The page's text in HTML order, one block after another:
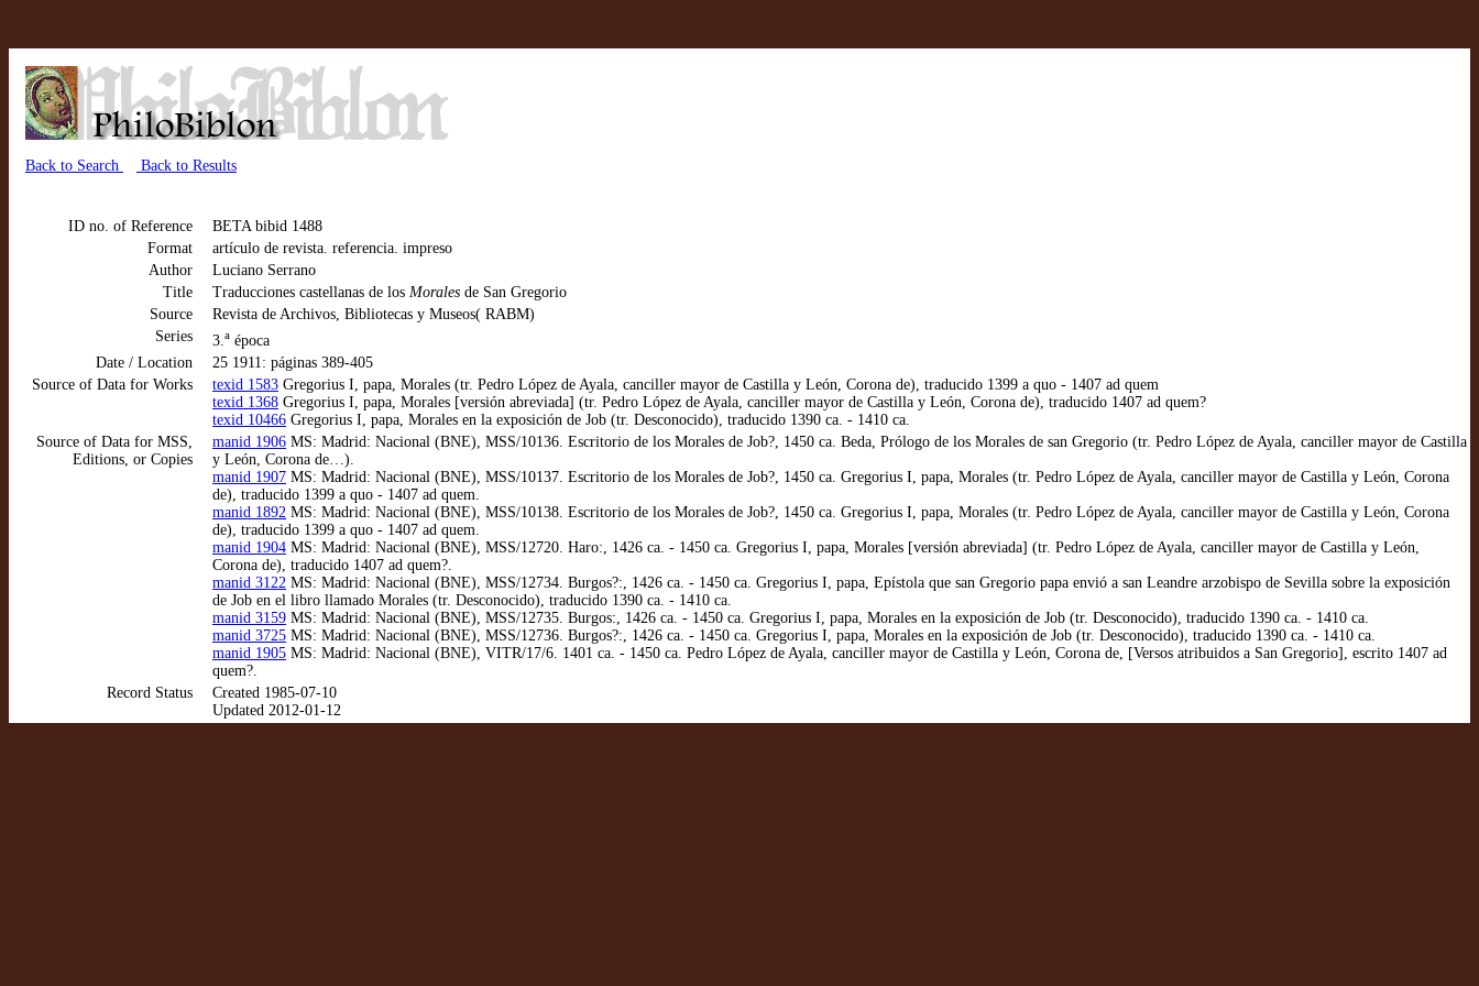
Back to Search Back to Results
ID no. of Reference
BETA bibid 1488
Format
artículo de revista. referencia. impreso
Author
Luciano Serrano
Title
Traducciones castellanas de los Morales de San Gregorio
Source
Revista de Archivos, Bibliotecas y Museos( RABM)
Series
3. a época
Date / Location
25 1911: páginas 389-405
Source of Data for Works
texid 1583 Gregorius I, papa, Morales (tr. Pedro López de Ayala, canciller mayor de Castilla y León, Corona de), traducido 1399 a quo - 1407 ad quem
texid 1368 Gregorius I, papa, Morales [versión abreviada] (tr. Pedro López de Ayala, canciller mayor de Castilla y León, Corona de), traducido 1407 ad quem?
texid 10466 Gregorius I, papa, Morales en la exposición de Job (tr. Desconocido), traducido 1390 ca. - 1410 ca.
Source of Data for MSS,
Editions, or Copies
manid 1906 MS: Madrid: Nacional (BNE), MSS/10136. Escritorio de los Morales de Job?, 1450 ca. Beda, Prólogo de los Morales de san Gregorio (tr. Pedro López de Ayala, canciller mayor de Castilla
y León, Corona de…).
manid 1907 MS: Madrid: Nacional (BNE), MSS/10137. Escritorio de los Morales de Job?, 1450 ca. Gregorius I, papa, Morales (tr. Pedro López de Ayala, canciller mayor de Castilla y León, Corona
de), traducido 1399 a quo - 1407 ad quem.
manid 1892 MS: Madrid: Nacional (BNE), MSS/10138. Escritorio de los Morales de Job?, 1450 ca. Gregorius I, papa, Morales (tr. Pedro López de Ayala, canciller mayor de Castilla y León, Corona
de), traducido 1399 a quo - 1407 ad quem.
manid 1904 MS: Madrid: Nacional (BNE), MSS/12720. Haro:, 1426 ca. - 1450 ca. Gregorius I, papa, Morales [versión abreviada] (tr. Pedro López de Ayala, canciller mayor de Castilla y León,
Corona de), traducido 1407 ad quem?.
manid 3122 MS: Madrid: Nacional (BNE), MSS/12734. Burgos?:, 1426 ca. - 1450 ca. Gregorius I, papa, Epístola que san Gregorio papa envió a san Leandre arzobispo de Sevilla sobre la exposición
de Job en el libro llamado Morales (tr. Desconocido), traducido 1390 ca. - 1410 ca.
manid 3159 MS: Madrid: Nacional (BNE), MSS/12735. Burgos:, 1426 ca. - 1450 ca. Gregorius I, papa, Morales en la exposición de Job (tr. Desconocido), traducido 1390 ca. - 1410 ca.
manid 3725 MS: Madrid: Nacional (BNE), MSS/12736. Burgos?:, 1426 ca. - 1450 ca. Gregorius I, papa, Morales en la exposición de Job (tr. Desconocido), traducido 1390 ca. - 1410 ca.
manid 1905 MS: Madrid: Nacional (BNE), VITR/17/6. 1401 ca. - 1450 ca. Pedro López de Ayala, canciller mayor de Castilla y León, Corona de, [Versos atribuidos a San Gregorio], escrito 1407 ad
quem?.
Record Status
Created 1985-07-10
Updated 2012-01-12